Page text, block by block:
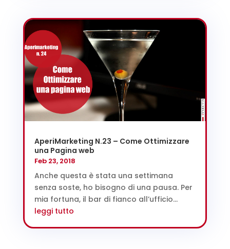
AperiMarketing N.23 – Come Ottimizzare
una Pagina web
Feb 23, 2018
Anche questa è stata una settimana
senza soste, ho bisogno di una pausa. Per
mia fortuna, il bar di fianco all’ufficio...
leggi tutto